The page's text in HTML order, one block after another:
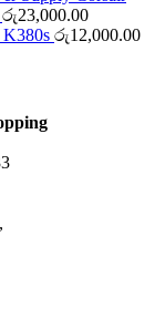
රු23,000.00
K380s රු12,000.00